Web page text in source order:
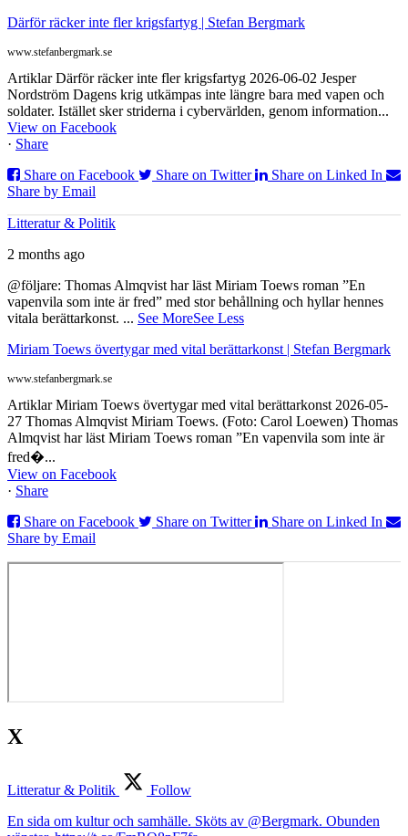
Därför räcker inte fler krigsfartyg | Stefan Bergmark
www.stefanbergmark.se
Artiklar Därför räcker inte fler krigsfartyg 2026-06-02 Jesper
Nordström Dagens krig utkämpas inte längre bara med vapen och
soldater. Istället sker striderna i cybervärlden, genom information...
View on Facebook
· Share
Share on Facebook
Share on Twitter
Share on Linked In
Share by Email
Litteratur & Politik
2 months ago
@följare: Thomas Almqvist har läst Miriam Toews roman ”En
vapenvila som inte är fred” med stor behållning och hyllar hennes
vitala berättarkonst. ... See MoreSee Less
Miriam Toews övertygar med vital berättarkonst | Stefan Bergmark
www.stefanbergmark.se
Artiklar Miriam Toews övertygar med vital berättarkonst 2026-05-
27 Thomas Almqvist Miriam Toews. (Foto: Carol Loewen) Thomas
Almqvist har läst Miriam Toews roman ”En vapenvila som inte är
fred�...
View on Facebook
· Share
Share on Facebook
Share on Twitter
Share on Linked In
Share by Email
X
Litteratur & Politik
Follow
En sida om kultur och samhälle. Sköts av @Bergmark. Obunden